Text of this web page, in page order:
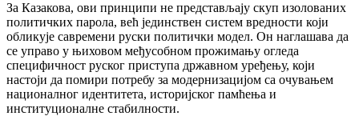
За Казакова, ови принципи не представљају скуп изолованих
политичких парола, већ јединствен систем вредности који
обликује савремени руски политички модел. Он наглашава да
се управо у њиховом међусобном прожимању огледа
специфичност руског приступа државном уређењу, који
настоји да помири потребу за модернизацијом са очувањем
националног идентитета, историјског памћења и
институционалне стабилности.